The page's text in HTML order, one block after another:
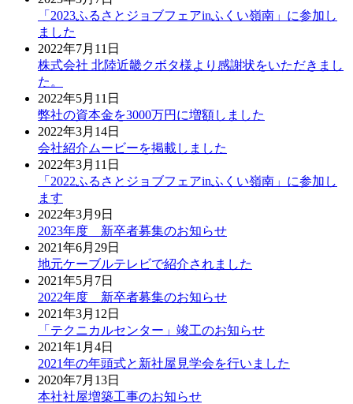
「2023ふるさとジョブフェアinふくい嶺南」に参加し
ました
2022年7月11日
株式会社 北陸近畿クボタ様より感謝状をいただきまし
た。
2022年5月11日
弊社の資本金を3000万円に増額しました
2022年3月14日
会社紹介ムービーを掲載しました
2022年3月11日
「2022ふるさとジョブフェアinふくい嶺南」に参加し
ます
2022年3月9日
2023年度 新卒者募集のお知らせ
2021年6月29日
地元ケーブルテレビで紹介されました
2021年5月7日
2022年度 新卒者募集のお知らせ
2021年3月12日
「テクニカルセンター」竣工のお知らせ
2021年1月4日
2021年の年頭式と新社屋見学会を行いました
2020年7月13日
本社社屋増築工事のお知らせ